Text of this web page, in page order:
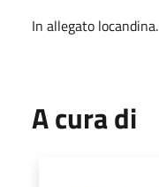
In allegato locandina.
A cura di